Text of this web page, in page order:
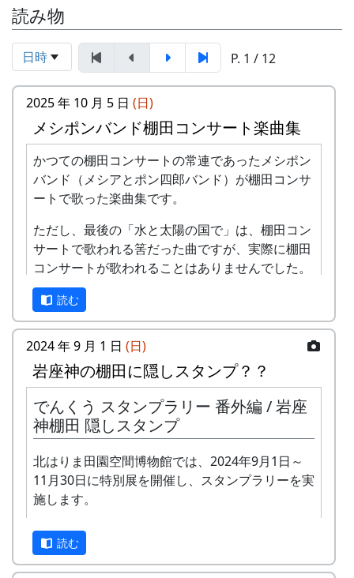
読み物
日時 P. 1 / 12
2025 年 10 月 5 日 (日)
メシポンバンド棚田コンサート楽曲集
かつての棚田コンサートの常連であったメシポン
バンド（メシアとポン四郎バンド）が棚田コンサ
ートで歌った楽曲集です。
ただし、最後の「水と太陽の国で」は、棚田コン
サートで歌われる筈だった曲ですが、実際に棚田
コンサートが歌われることはありませんでした。
棚田のうた ～ふるさと加美の里へ～
私達メシポンバンドが若い頃連続出場を果たして
ガーの“坂庭省悟さん”を始め審査員の方が見守る
中、毎年優秀バンドが表彰されました。
読む
2024 年 9 月 1 日 (日)
岩座神の棚田に隠しスタンプ？？
でんくう スタンプラリー 番外編 / 岩座
神棚田 隠しスタンプ
北はりま田園空間博物館では、2024年9月1日～
11月30日に特別展を開催し、スタンプラリーを実
施します。
正式なスタンプラリーは何カ所も行かないと達成
できませんが、No. 173 「棚田の里 岩座神」に
は、何と、1個だけで達成できる隠しスタンプが
読む